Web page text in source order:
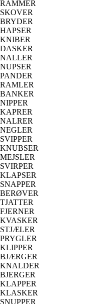
RAMMER
SKOVER
BRYDER
HAPSER
KNIBER
DASKER
NALLER
NUPSER
PANDER
RAMLER
BANKER
NIPPER
KAPRER
NALRER
NEGLER
SVIPPER
KNUBSER
MEJSLER
SVIRPER
KLAPSER
SNAPPER
BERØVER
TJATTER
FJERNER
KVASKER
STJÆLER
PRYGLER
KLIPPER
BJÆRGER
KNALDER
BJERGER
KLAPPER
KLASKER
SNUPPER